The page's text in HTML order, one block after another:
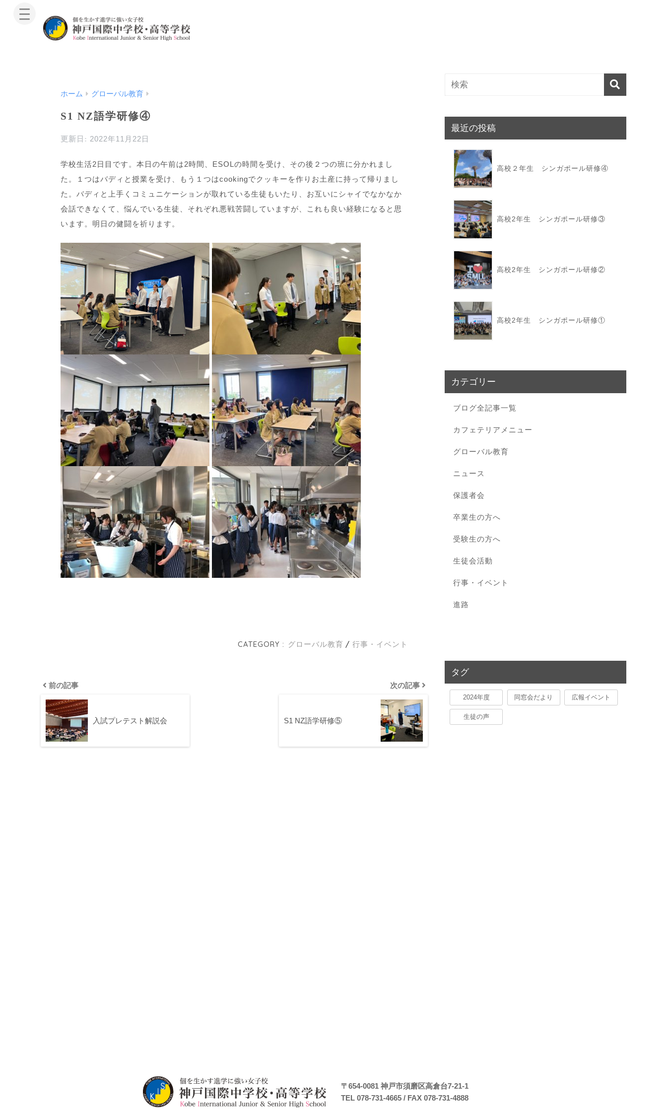
ホーム グローバル教育
S1 NZ語学研修④
2022年11月22日
学校生活2日目です。本日の午前は2時間、ESOLの時間を受け、その後２つの班に分かれまし
た。１つはバディと授業を受け、もう１つはcookingでクッキーを作りお土産に持って帰りまし
た。バディと上手くコミュニケーションが取れている生徒もいたり、お互いにシャイでなかなか
会話できなくて、悩んでいる生徒、それぞれ悪戦苦闘していますが、これも良い経験になると思
います。明日の健闘を祈ります。
CATEGORY : グローバル教育 行事・イベント
前の記事
入試プレテスト解説会
次の記事
S1 NZ語学研修⑤
最近の投稿
高校２年生 シンガポール研修④
高校2年生 シンガポール研修③
高校2年生 シンガポール研修②
高校2年生 シンガポール研修①
カテゴリー
ブログ全記事一覧
カフェテリアメニュー
グローバル教育
ニュース
保護者会
卒業生の方へ
受験生の方へ
生徒会活動
行事・イベント
進路
タグ
2024年度 同窓会だより 広報イベント
生徒の声
〒654-0081神戸市須磨区高倉台7-21-1
TEL 078-731-4665 / FAX 078-731-4888